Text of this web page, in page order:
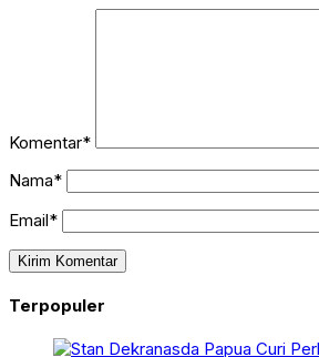
Komentar*
Nama*
Email*
Terpopuler